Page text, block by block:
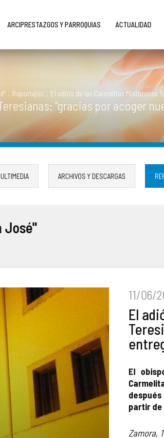
ARCIPRESTAZGOS Y PARROQUIAS ACTUALIDAD
. Reportajes . El adiós de las Carmelitas Misioneras
“gracias por acoger
ARCHIVOS Y DESCARGAS
José"
11/06/
El
El
partir de
Zamora,